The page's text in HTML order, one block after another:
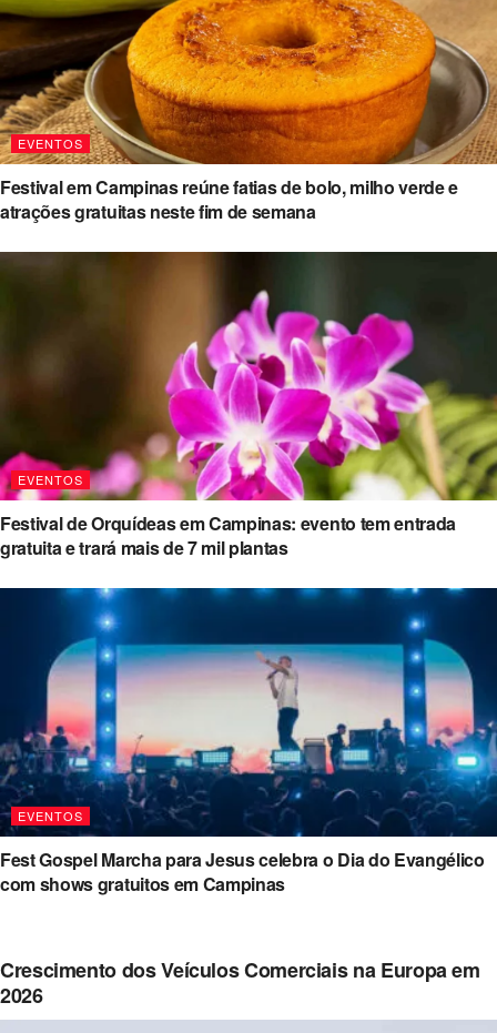
EVENTOS
Festival em Campinas reúne fatias de bolo, milho verde e
atrações gratuitas neste fim de semana
EVENTOS
Festival de Orquídeas em Campinas: evento tem entrada
gratuita e trará mais de 7 mil plantas
EVENTOS
Fest Gospel Marcha para Jesus celebra o Dia do Evangélico
com shows gratuitos em Campinas
Crescimento dos Veículos Comerciais na Europa em
2026